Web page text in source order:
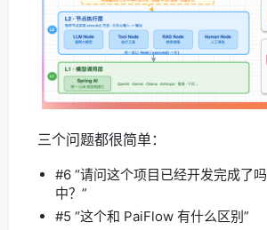
三个问题都很简单：
#6 “请问这个项目已经开发完成了
中？”
#5 “这个和 PaiFlow 有什么区别”